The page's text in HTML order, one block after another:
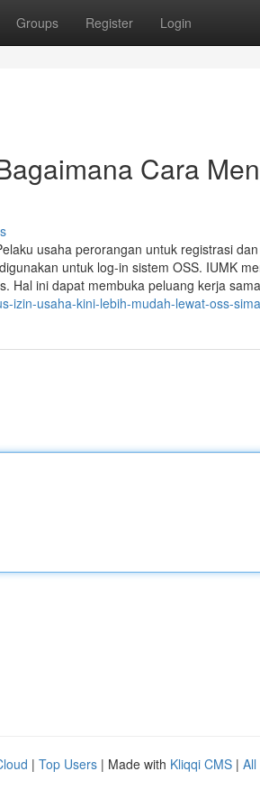
Groups Register Login
Cara
usaha perorangan untuk registrasi
untuk log-in sistem OSS. IUMK
Hal ini dapat membuka peluang kerja
izin-usaha-kini-lebih-mudah-lewat-oss-
| Top Users | Made with Kliqqi CMS | All